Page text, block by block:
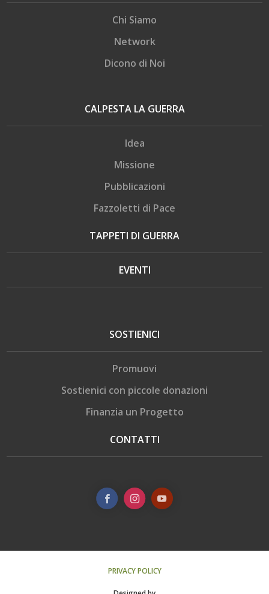
Chi Siamo
Network
Dicono di Noi
CALPESTA LA GUERRA
Idea
Missione
Pubblicazioni
Fazzoletti di Pace
TAPPETI DI GUERRA
EVENTI
SOSTIENICI
Promuovi
Sostienici con piccole donazioni
Finanzia un Progetto
CONTATTI
PRIVACY POLICY